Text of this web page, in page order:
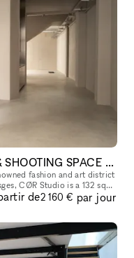
ATYPICAL DESIGN GALLERY & SHOOTING SPACE IN THE MARAIS
fashion and art district
CØR Studio is a 132 sqm
De
de2 160 € par jour